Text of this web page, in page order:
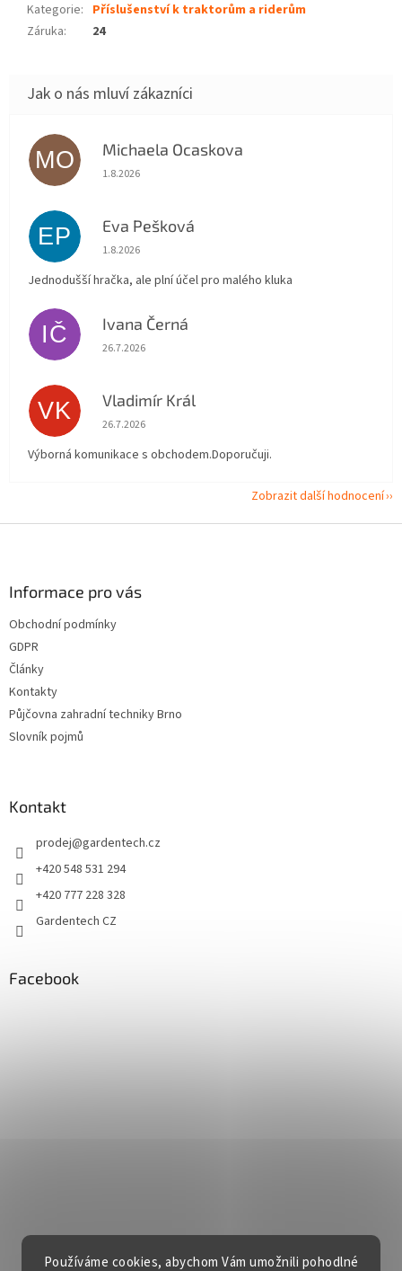
Používáme cookies, abychom Vám umožnili pohodlné
Kategorie: Příslušenství k traktorům a riderům
Záruka: 24
MO Michaela Ocaskova
Hodnocení obchodu je 5 z 5 hvězdiček.
1.8.2026
EP Eva Pešková
Hodnocení obchodu je 5 z 5 hvězdiček.
1.8.2026
Jednodušší hračka, ale plní účel pro malého kluka
IČ Ivana Černá
Hodnocení obchodu je 5 z 5 hvězdiček.
26.7.2026
VK Vladimír Král
Hodnocení obchodu je 5 z 5 hvězdiček.
26.7.2026
Výborná komunikace s obchodem.Doporučuji.
Zobrazit další hodnocení
Informace pro vás
Obchodní podmínky
GDPR
Články
Kontakty
Půjčovna zahradní techniky Brno
Slovník pojmů
Kontakt
prodej@gardentech.cz
+420 548 531 294
+420 777 228 328
Gardentech CZ
Facebook